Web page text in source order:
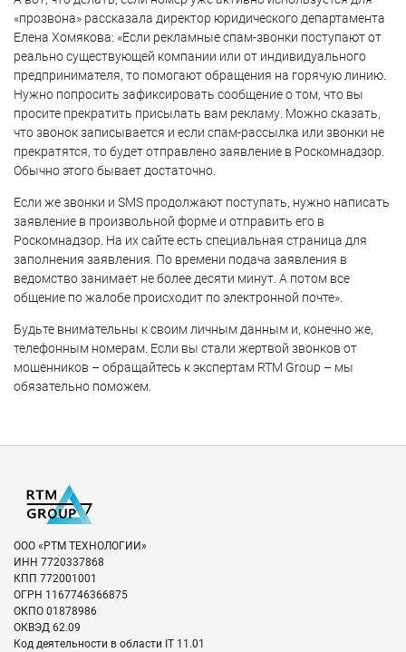
«прозвона» рассказала директор юридического департамента
Елена Хомякова: «Если рекламные спам-звонки поступают от
реально существующей компании или от индивидуального
предпринимателя, то помогают обращения на горячую линию.
Нужно попросить зафиксировать сообщение о том, что вы
просите прекратить присылать вам рекламу. Можно сказать,
что звонок записывается и если спам-рассылка или звонки не
прекратятся, то будет отправлено заявление в Роскомнадзор.
Обычно этого бывает достаточно.
Если же звонки и SMS продолжают поступать, нужно написать
заявление в произвольной форме и отправить его в
Роскомнадзор. На их сайте есть специальная страница для
заполнения заявления. По времени подача заявления в
ведомство занимает не более десяти минут. А потом все
общение по жалобе происходит по электронной почте».
Будьте внимательны к своим личным данным и, конечно же,
телефонным номерам. Если вы стали жертвой звонков от
мошенников – обращайтесь к экспертам RTM Group – мы
обязательно поможем.
ООО «РТМ ТЕХНОЛОГИИ»
ИНН 7720337868
КПП 772001001
ОГРН 1167746366875
ОКПО 01878986
ОКВЭД 62.09
Код деятельности в области IT 11.01